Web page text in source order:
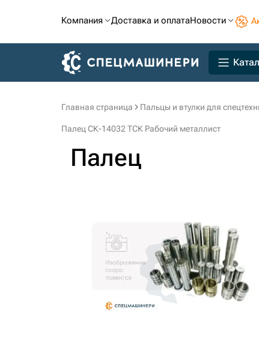
Компания Доставка и оплатаНовости
Главная страница Пальцы и втулки для
Палец СК-14032 ТСК Рабочий металлист
Палец